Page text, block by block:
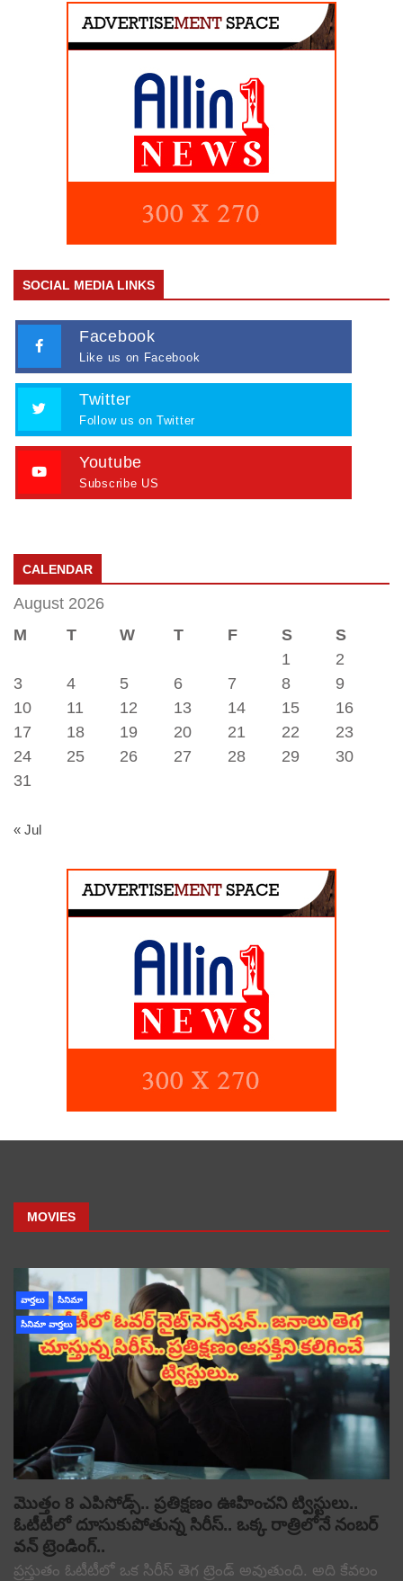
SOCIAL MEDIA LINKS
Facebook
Like us on Facebook
Twitter
Follow us on Twitter
Youtube
Subscribe US
CALENDAR
August 2026
M
T W T F S
S
1
2
3
4 5 6 7 8
9
10
11 12 13 14 15
16
17
18 19 20 21 22
23
24
25 26 27 28 29
30
31
« Jul
MOVIES
వార్తలు సినిమా
సినిమా వార్తలు
మొత్తం 8 ఎపిసోడ్స్.. ప్రతిక్షణం ఊహించని ట్విస్టులు..
ఓటీటీలో దూసుకుపోతున్న సిరీస్.. ఒక్క రాత్రిలోనే నంబర్
వన్ ట్రెండింగ్..
ప్రస్తుతం ఓటీటీలో ఒక సిరీస్ తెగ ట్రెండ్ అవుతుంది. అది కేవలం